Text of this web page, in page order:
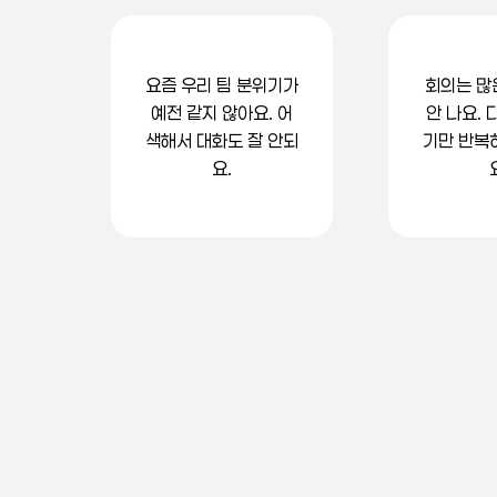
요즘 우리 팀 분위기가
예전 같지 않아요. 어
색해서 대화도 잘 안되
요.
회의는 많
안 나요.
기만 반복